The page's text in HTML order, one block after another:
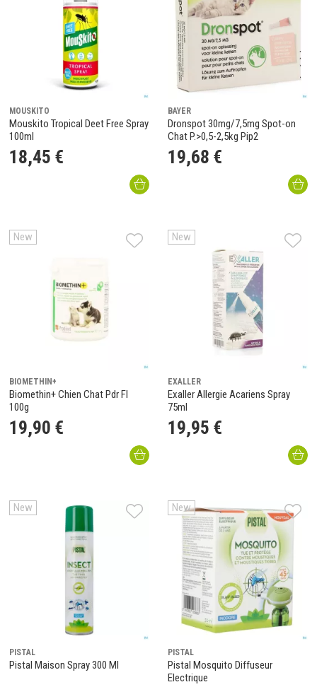
MOUSKITO
Mouskito Tropical Deet Free Spray
100ml
18,45 €
BAYER
Dronspot 30mg/7,5mg Spot-on
Chat P.>0,5-2,5kg Pip2
19,68 €
New
BIOMETHIN+
Biomethin+ Chien Chat Pdr Fl
100g
19,90 €
New
EXALLER
Exaller Allergie Acariens Spray
75ml
19,95 €
New
PISTAL
Pistal Maison Spray 300 Ml
New
PISTAL
Pistal Mosquito Diffuseur
Electrique